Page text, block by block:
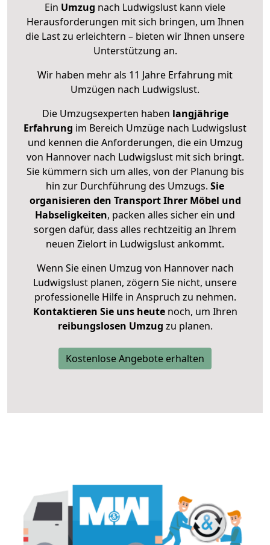
Ein Umzug nach Ludwigslust kann viele
Herausforderungen mit sich bringen, um Ihnen
die Last zu erleichtern – bieten wir Ihnen unsere
Unterstützung an.
Wir haben mehr als 11 Jahre Erfahrung mit
Umzügen nach Ludwigslust.
Die Umzugsexperten haben langjährige
Erfahrung im Bereich Umzüge nach Ludwigslust
und kennen die Anforderungen, die ein Umzug
von Hannover nach Ludwigslust mit sich bringt.
Sie kümmern sich um alles, von der Planung bis
hin zur Durchführung des Umzugs. Sie
organisieren den Transport Ihrer Möbel und
Habseligkeiten, packen alles sicher ein und
sorgen dafür, dass alles rechtzeitig an Ihrem
neuen Zielort in Ludwigslust ankommt.
Wenn Sie einen Umzug von Hannover nach
Ludwigslust planen, zögern Sie nicht, unsere
professionelle Hilfe in Anspruch zu nehmen.
Kontaktieren Sie uns heutenoch, um Ihren
reibungslosen Umzug zu planen.
Kostenlose Angebote erhalten